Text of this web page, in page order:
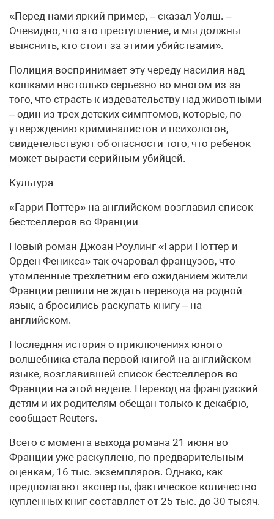
«Перед нами яркий пример, – сказал Уолш. –
Очевидно, что это преступление, и мы должны
выяснить, кто стоит за этими убийствами».
Полиция воспринимает эту череду насилия над
кошками настолько серьезно во многом из-за
того, что страсть к издевательству над животными
– один из трех детских симптомов, которые, по
утверждению криминалистов и психологов,
свидетельствуют об опасности того, что ребенок
может вырасти серийным убийцей.
Культура
«Гарри Поттер» на английском возглавил список
бестселлеров во Франции
Новый роман Джоан Роулинг «Гарри Поттер и
Орден Феникса» так очаровал французов, что
утомленные трехлетним его ожиданием жители
Франции решили не ждать перевода на родной
язык, а бросились раскупать книгу – на
английском.
Последняя история о приключениях юного
волшебника стала первой книгой на английском
языке, возглавившей список бестселлеров во
Франции на этой неделе. Перевод на французский
детям и их родителям обещан только к декабрю,
сообщает Reuters.
Всего с момента выхода романа 21 июня во
Франции уже раскуплено, по предварительным
оценкам, 16 тыс. экземпляров. Однако, как
предполагают эксперты, фактическое количество
купленных книг составляет от 25 тыс. до 30 тысяч.